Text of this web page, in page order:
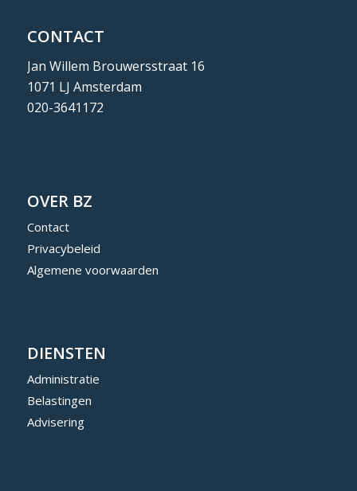
CONTACT
Jan Willem Brouwersstraat 16
1071 LJ Amsterdam
020-3641172
OVER BZ
Contact
Privacybeleid
Algemene voorwaarden
DIENSTEN
Administratie
Belastingen
Advisering